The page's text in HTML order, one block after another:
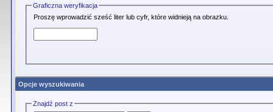
Graficzna weryfikacja
Proszę wprowadzić sześć liter lub cyfr, które widnieją na obrazku.
Opcje wyszukiwania
Znajdź post z